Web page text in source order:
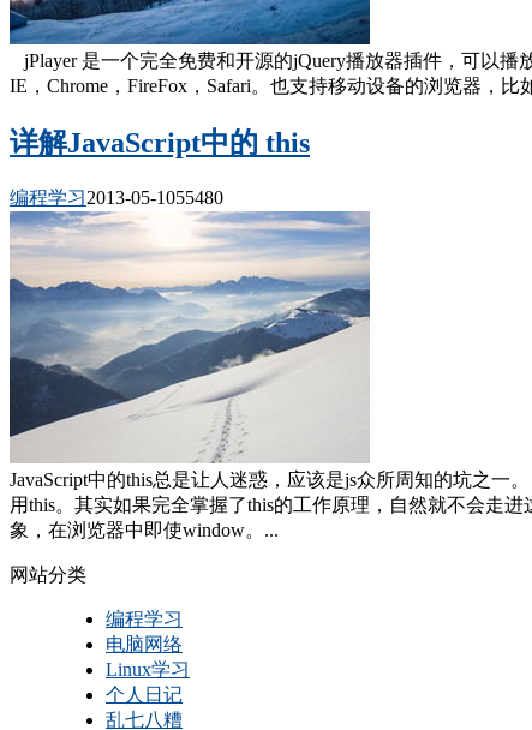
jPlayer 是一个完全免费和开源的jQuery播放器插件，可以
IE，Chrome，FireFox，Safari。也支持移动设备的浏览器，比
详解JavaScript中的 this
编程学习2013-05-1055480
JavaScript中的this总是让人迷惑，应该是js众所周知的坑之
用this。其实如果完全掌握了this的工作原理，自然就不会走
象，在浏览器中即使window。...
网站分类
编程学习
电脑网络
Linux学习
个人日记
乱七八糟